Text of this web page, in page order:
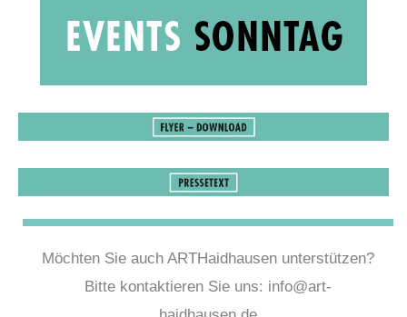
Möchten Sie auch ARTHaidhausen unterstützen?
Bitte kontaktieren Sie uns: info@art-